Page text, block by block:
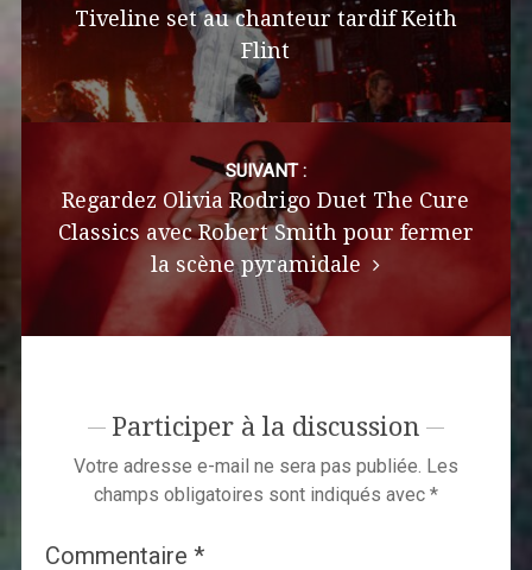
Tiveline set au chanteur tardif Keith
Flint
SUIVANT :
Regardez Olivia Rodrigo Duet The Cure
Classics avec Robert Smith pour fermer
la scène pyramidale
Participer à la discussion
Votre adresse e-mail ne sera pas publiée. Les
champs obligatoires sont indiqués avec *
Commentaire *